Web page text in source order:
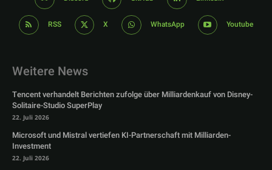
RSS X WhatsApp Youtube
Weitere News
Tencent verhandelt Berichten zufolge über Milliardenkauf von Disney-
Solitaire-Studio SuperPlay
22. Juli 2026
Microsoft und Mistral vertiefen KI-Partnerschaft mit Milliarden-
Investment
22. Juli 2026